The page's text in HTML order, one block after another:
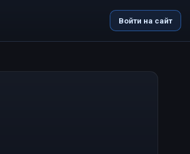
Войти на сайт